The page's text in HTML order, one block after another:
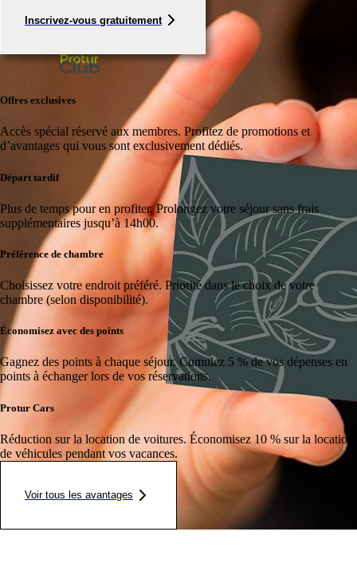
Inscrivez-vous gratuitement
Offres exclusives
Accès spécial réservé aux membres. Profitez de promotions et
d’avantages qui vous sont exclusivement dédiés.
Départ tardif
Plus de temps pour en profiter. Prolongez votre séjour sans frais
supplémentaires jusqu’à 14h00.
Préférence de chambre
Choisissez votre endroit préféré. Priorité dans le choix de votre
chambre (selon disponibilité).
Économisez avec des points
Gagnez des points à chaque séjour. Cumulez 5 % de vos dépenses en
points à échanger lors de vos réservations.
Protur Cars
Réduction sur la location de voitures. Économisez 10 % sur la location
de véhicules pendant vos vacances.
Voir tous les avantages